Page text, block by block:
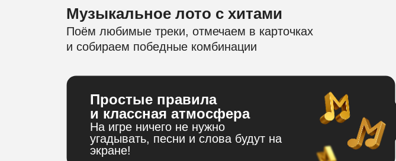
Музыкальное лото с хитами
Поём любимые треки, отмечаем в карточках
и собираем победные комбинации
Простые правила
и классная атмосфера
На игре ничего не нужно
угадывать, песни и слова будут на
экране!